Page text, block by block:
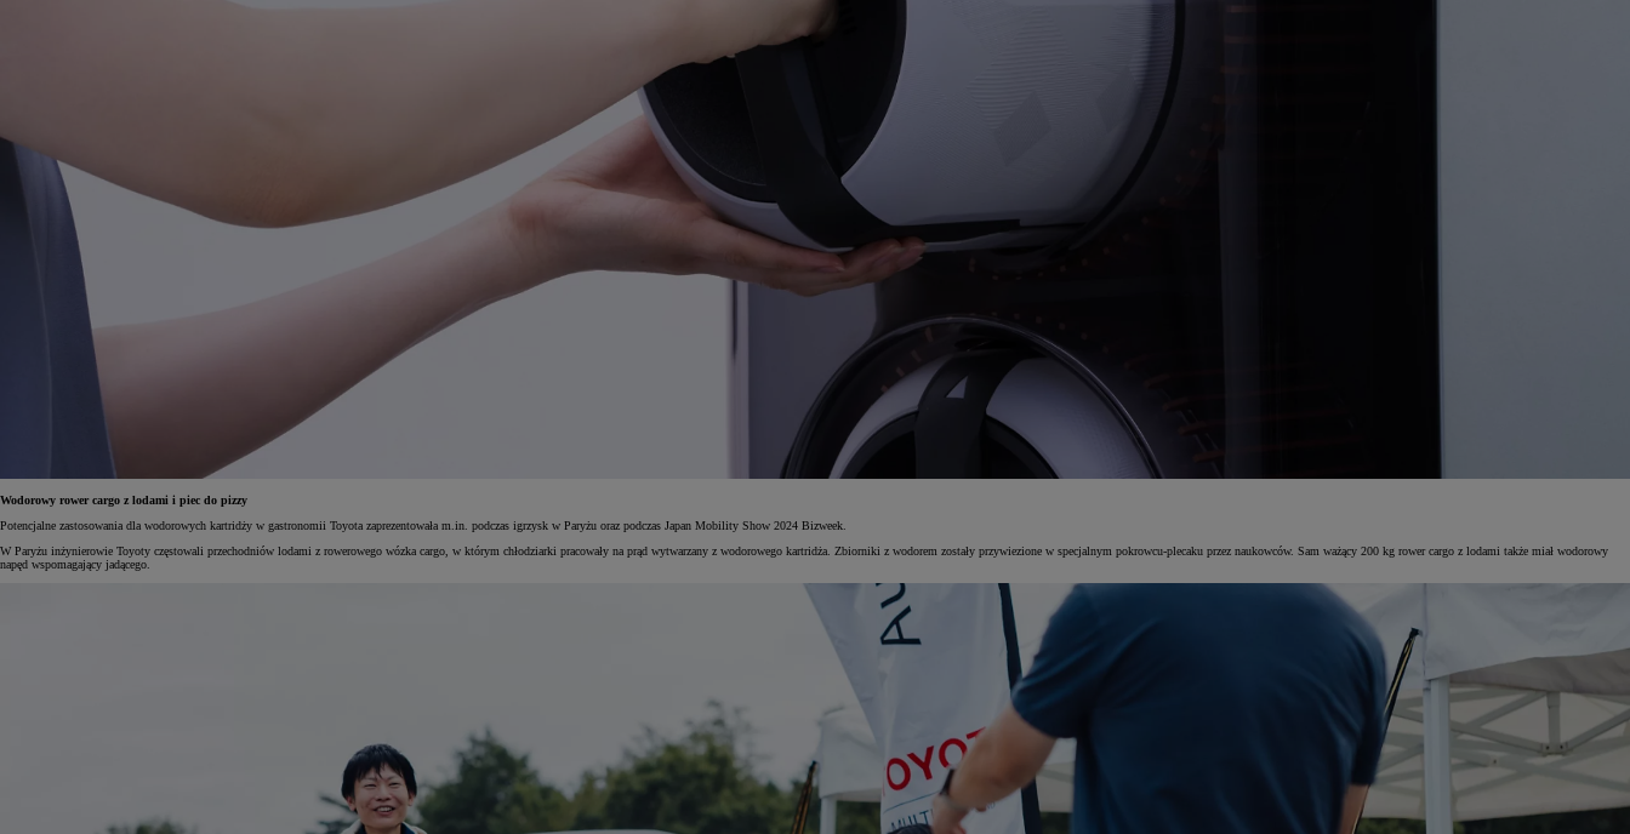
105 300 zł
Wodorowy rower cargo z lodami i piec do pizzy
Potencjalne zastosowania dla wodorowych kartridży w gastronomii Toyota zaprezentowała m.in. podczas igrzysk w Paryżu oraz podczas Japan Mobility Show 2024 Bizweek.
W Paryżu inżynierowie Toyoty częstowali przechodniów lodami z rowerowego wózka cargo, w którym chłodziarki pracowały na prąd wytwarzany z wodorowego kartridża. Zbiorniki z wodorem zostały przywiezione w specjalnym pokrowcu-plecaku przez naukowców. Sam ważący 200 kg rower cargo z lodami także miał wodorowy
napęd wspomagający jadącego.